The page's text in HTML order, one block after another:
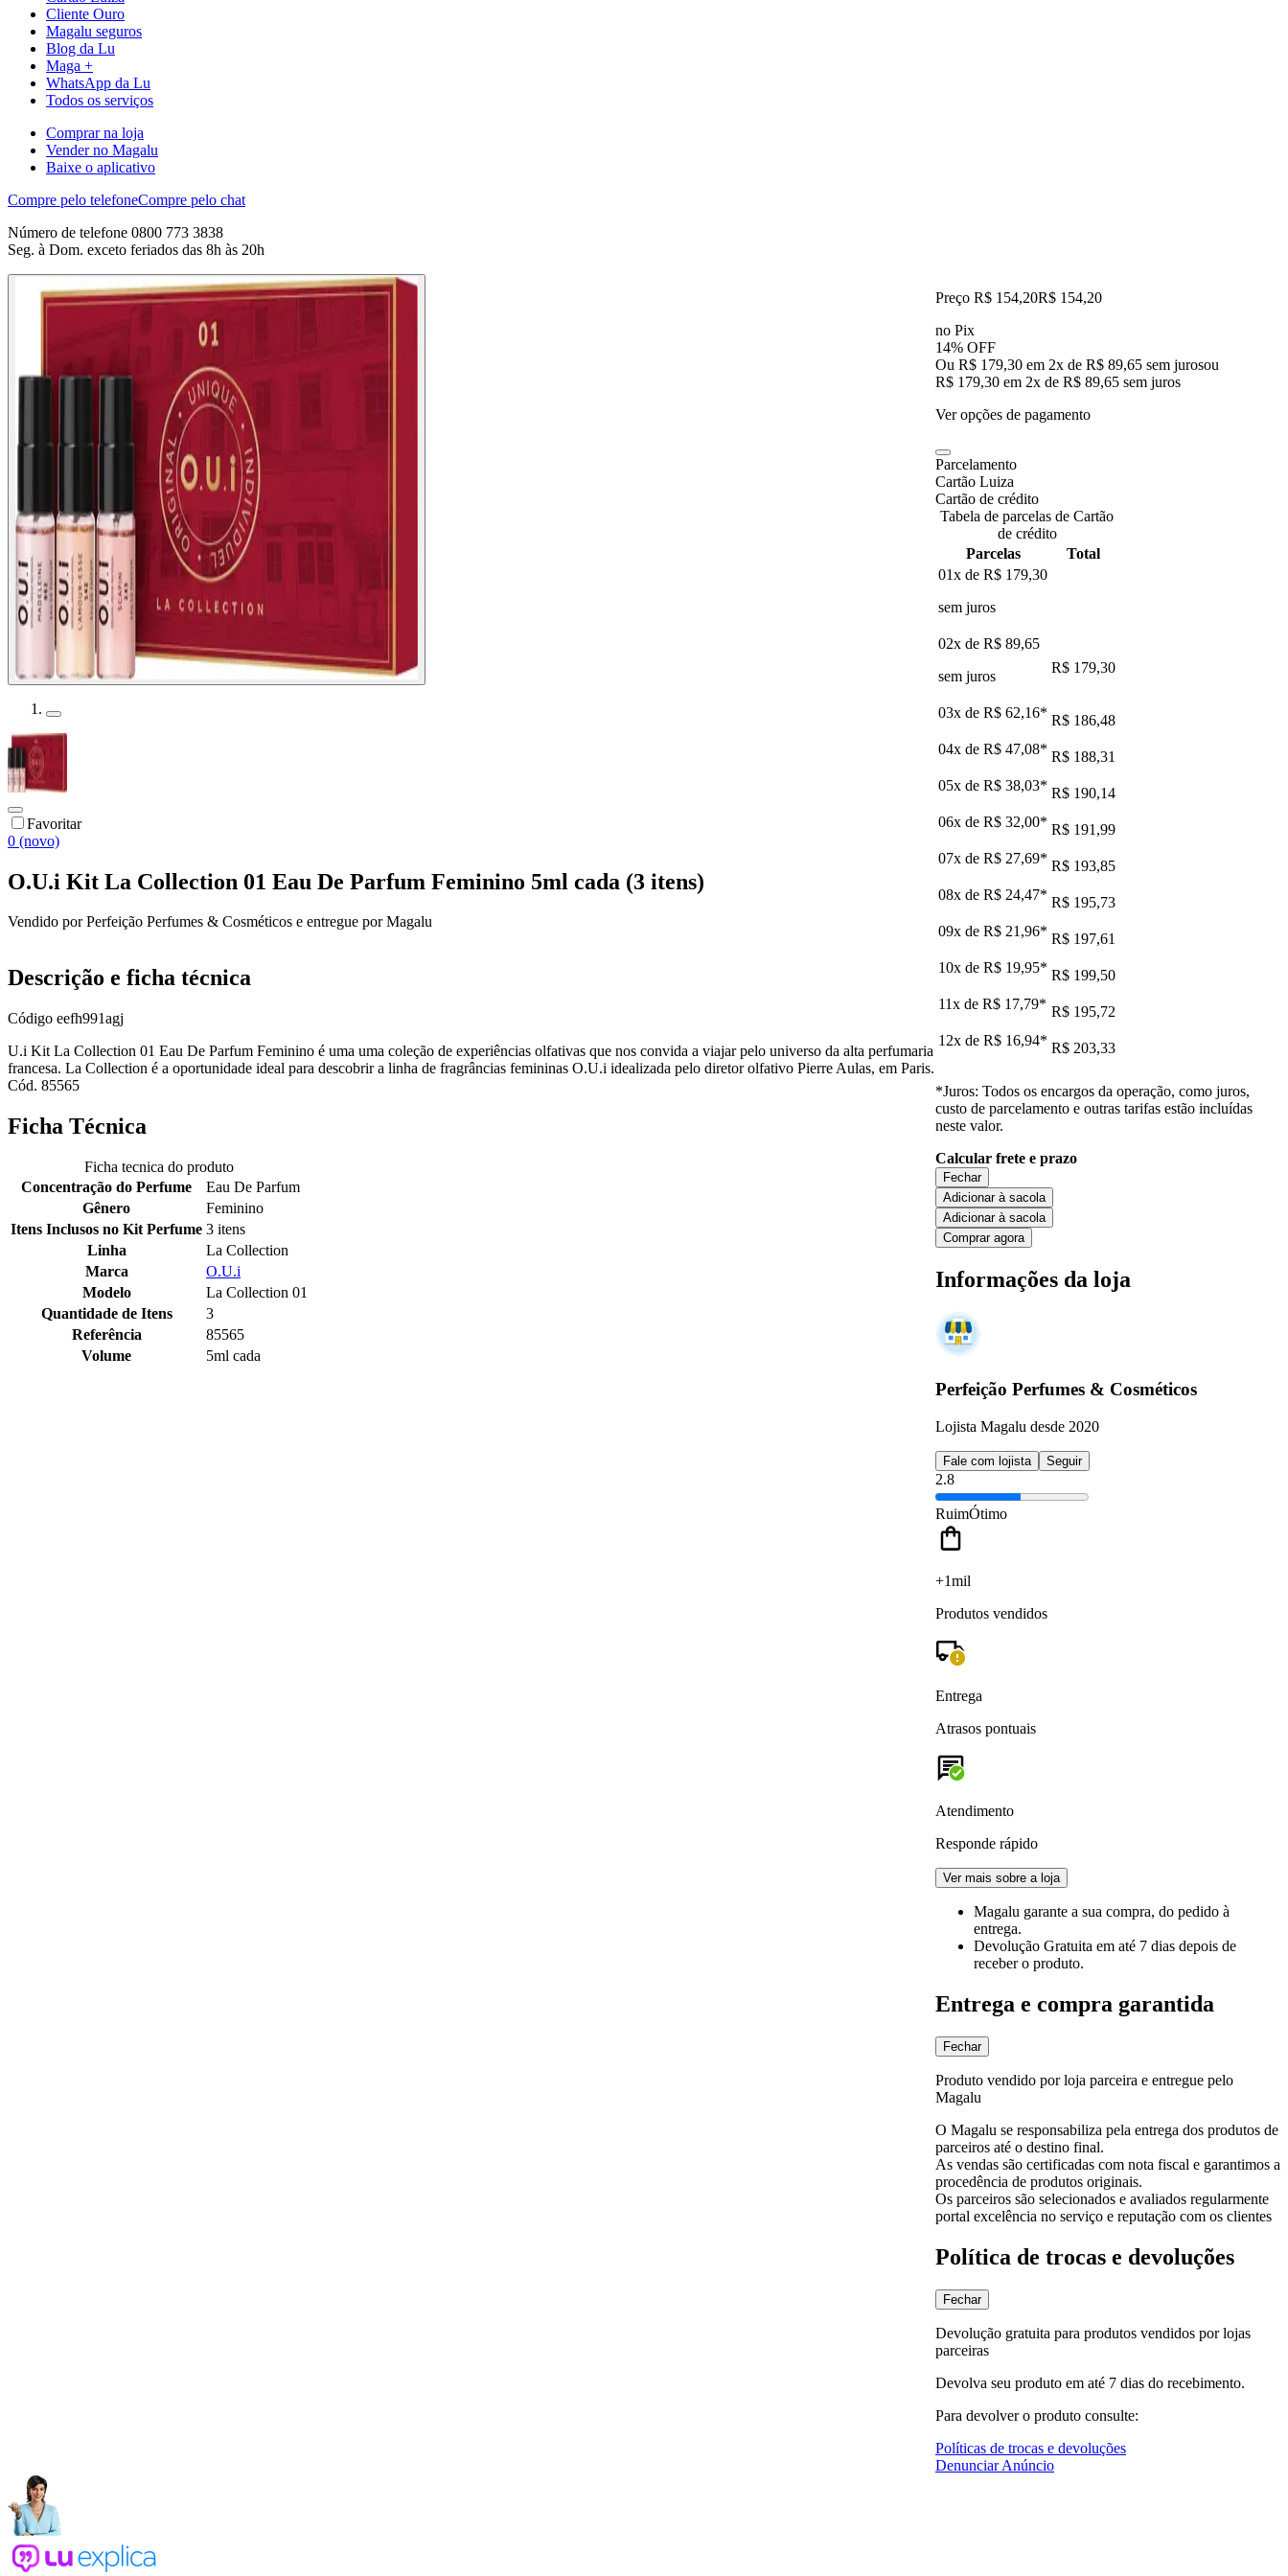
Cliente Ouro
Magalu seguros
Blog da Lu
Maga +
WhatsApp da Lu
Todos os serviços
Comprar na loja
Vender no Magalu
Baixe o aplicativo
Compre pelo telefoneCompre pelo chat
Número de telefone 0800 773 3838
Seg. à Dom. exceto feriados das 8h às 20h
Favoritar
0 (novo)
O.U.i Kit La Collection 01 Eau De Parfum Feminino 5ml cada (3 itens)
Vendido porPerfeição Perfumes & Cosméticos e entregue por Magalu
Preço R$ 154,20R$ 154,20
no Pix
14% OFF
Ou R$ 179,30 em 2x de R$ 89,65 sem jurosou
R$ 179,30 em 2x de R$ 89,65 sem juros
Ver opções de pagamento
Parcelamento
Cartão Luiza
Cartão de crédito
Tabela de parcelas de Cartão
de crédito
Parcelas
Total
01x de R$ 179,30
sem juros
02x de R$ 89,65
sem juros
R$ 179,30
03x de R$ 62,16* R$ 186,48
04x de R$ 47,08* R$ 188,31
05x de R$ 38,03* R$ 190,14
06x de R$ 32,00* R$ 191,99
07x de R$ 27,69* R$ 193,85
08x de R$ 24,47* R$ 195,73
09x de R$ 21,96* R$ 197,61
10x de R$ 19,95* R$ 199,50
11x de R$ 17,79* R$ 195,72
12x de R$ 16,94* R$ 203,33
*Juros: Todos os encargos da operação, como juros,
custo de parcelamento e outras tarifas estão incluídas
neste valor.
Calcular frete e prazo
Fechar
Adicionar à sacola
Adicionar à sacola
Comprar agora
Informações da loja
Perfeição Perfumes & Cosméticos
Lojista Magalu desde 2020
Fale com lojista Seguir
2.8
RuimÓtimo
+1mil
Produtos vendidos
Entrega
Atrasos pontuais
Atendimento
Responde rápido
Ver mais sobre a loja
Magalu garante a sua compra, do pedido à
entrega.
Devolução Gratuita em até 7 dias depois de
receber o produto.
Entrega e compra garantida
Fechar
Produto vendido por loja parceira e entregue pelo
Magalu
O Magalu se responsabiliza pela entrega dos produtos de
parceiros até o destino final.
As vendas são certificadas com nota fiscal e garantimos a
procedência de produtos originais.
Os parceiros são selecionados e avaliados regularmente
portal excelência no serviço e reputação com os clientes
Política de trocas e devoluções
Fechar
Devolução gratuita para produtos vendidos por lojas
parceiras
Devolva seu produto em até 7 dias do recebimento.
Para devolver o produto consulte:
Políticas de trocas e devoluções
Denunciar Anúncio
Descrição e ficha técnica
Código eefh991agj
U.i Kit La Collection 01 Eau De Parfum Feminino é uma uma coleção de experiências olfativas que nos convida a viajar pelo universo da alta perfumaria
francesa. La Collection é a oportunidade ideal para descobrir a linha de fragrâncias femininas O.U.i idealizada pelo diretor olfativo Pierre Aulas, em Paris.
Cód. 85565
Ficha Técnica
Ficha tecnica do produto
Concentração do Perfume
Eau De Parfum
Gênero
Feminino
Itens Inclusos no Kit Perfume 3 itens
Linha
La Collection
Marca
O.U.i
Modelo
La Collection 01
Quantidade de Itens
3
Referência
85565
Volume
5ml cada